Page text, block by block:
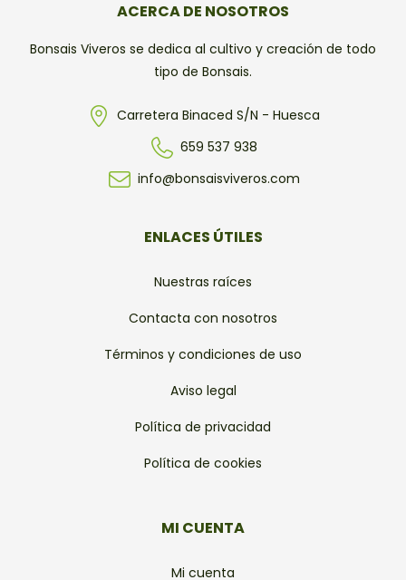
ACERCA DE NOSOTROS
Bonsais Viveros se dedica al cultivo y creación de todo
tipo de Bonsais.
Carretera Binaced S/N - Huesca
659 537 938
info@bonsaisviveros.com
ENLACES ÚTILES
Nuestras raíces
Contacta con nosotros
Términos y condiciones de uso
Aviso legal
Política de privacidad
Política de cookies
MI CUENTA
Mi cuenta